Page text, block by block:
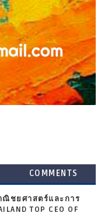
COMMENTS
ณิชยศาสตร์และการ
TOP CEO OF